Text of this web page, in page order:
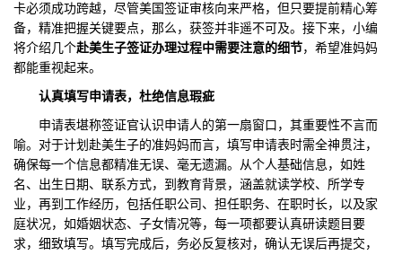
估
市
卡必须成功跨越，尽管美国签证审核向来严格，但只要提前精心筹
备，精准把握关键要点，那么，获签并非遥不可及。接下来，小编
将介绍几个赴美生子签证办理过程中需要注意的细节，希望准妈妈
都能重视起来。
认真填写申请表，杜绝信息瑕疵
申请表堪称签证官认识申请人的第一扇窗口，其重要性不言而
喻。对于计划赴美生子的准妈妈而言，填写申请表时需全神贯注，
确保每一个信息都精准无误、毫无遗漏。从个人基础信息，如姓
名、出生日期、联系方式，到教育背景，涵盖就读学校、所学专
业，再到工作经历，包括任职公司、担任职务、在职时长，以及家
庭状况，如婚姻状态、子女情况等，每一项都要认真研读题目要
求，细致填写。填写完成后，务必反复核对，确认无误后再提交，